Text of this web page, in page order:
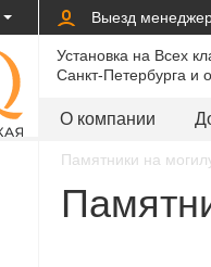
Выезд
Установка на Всех
Санкт-Петербурга и
О компании
Памятники на